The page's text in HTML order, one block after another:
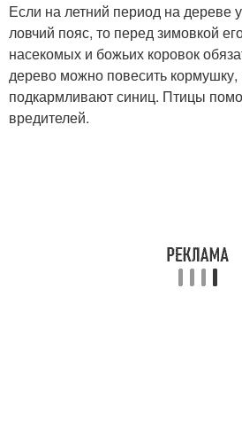
Если на летний период на дереве
ловчий пояс, то перед зимовкой
насекомых и божьих коровок
дерево можно повесить кормушку,
подкармливают синиц. Птицы
вредителей.